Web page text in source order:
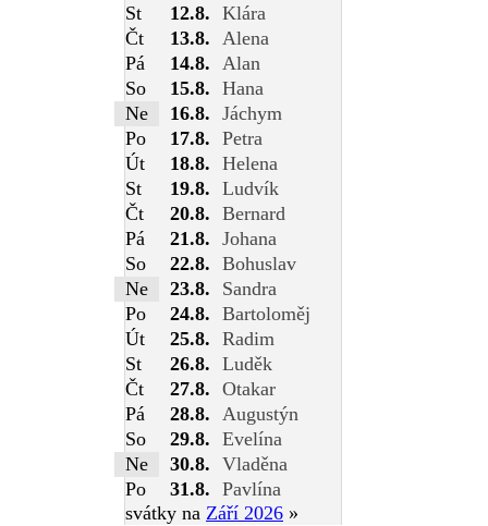
St
12.8. Klára
Čt
13.8.
Alena
Pá
14.8.
Alan
So
15.8. Hana
Ne
16.8. Jáchym
Po
17.8. Petra
Út
18.8. Helena
St
19.8. Ludvík
Čt
20.8. Bernard
Pá
21.8. Johana
So
22.8. Bohuslav
Ne
23.8.
Sandra
Po
24.8. Bartoloměj
Út
25.8. Radim
St
26.8. Luděk
Čt
27.8. Otakar
Pá
28.8.
Augustýn
So
29.8. Evelína
Ne
30.8. Vladěna
Po
31.8. Pavlína
svátky na Září 2026 »